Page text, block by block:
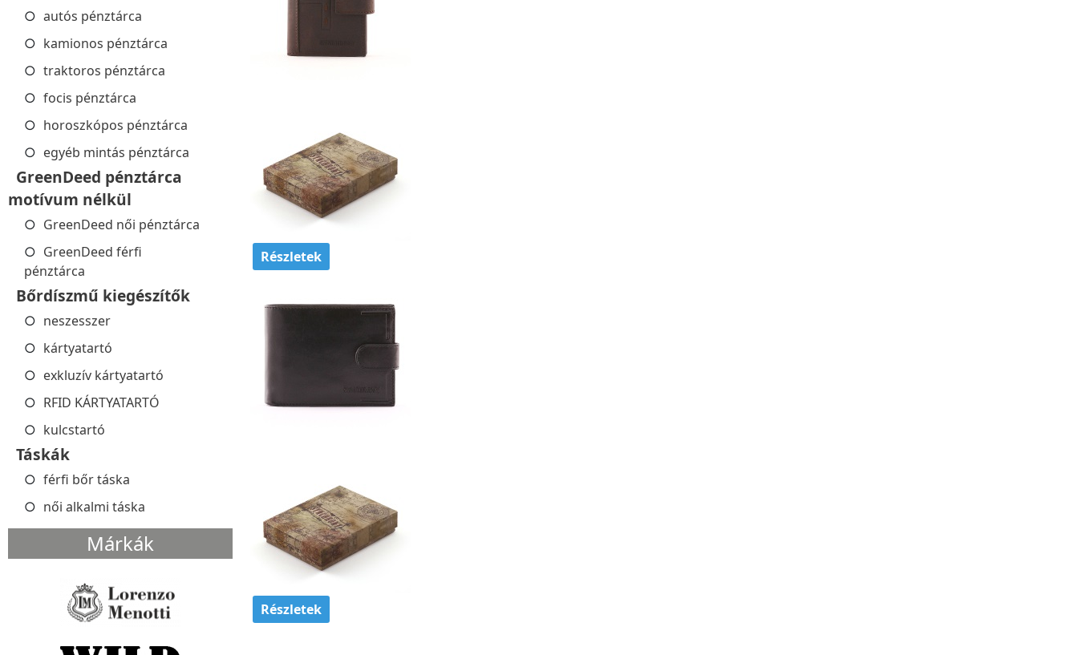
autós pénztárca
kamionos pénztárca
traktoros pénztárca
focis pénztárca
horoszkópos pénztárca
egyéb mintás pénztárca
GreenDeed pénztárca
motívum nélkül
GreenDeed női pénztárca
GreenDeed férfi
pénztárca
Bőrdíszmű kiegészítők
neszesszer
kártyatartó
exkluzív kártyatartó
RFID KÁRTYATARTÓ
kulcstartó
Táskák
férfi bőr táska
női alkalmi táska
Márkák
Részletek
Részletek